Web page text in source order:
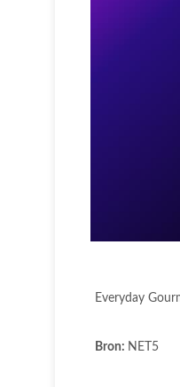
Everyday
Bron: NET5